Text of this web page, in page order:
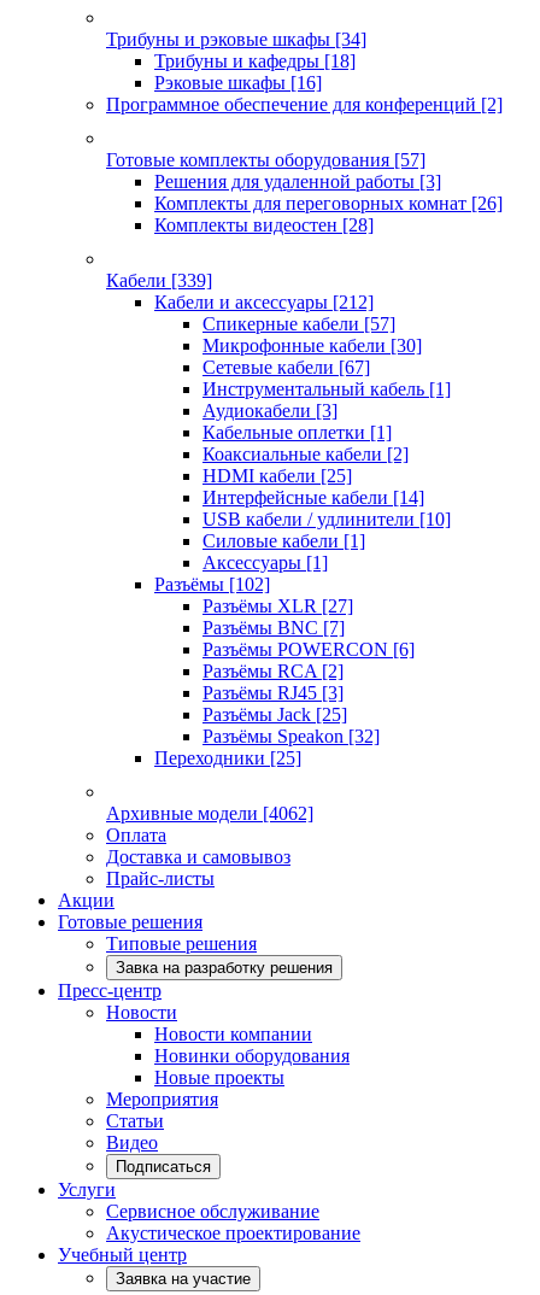
Трибуны и рэковые шкафы [34]
Трибуны и кафедры [18]
Рэковые шкафы [16]
Программное обеспечение для конференций [2]
Готовые комплекты оборудования [57]
Решения для удаленной работы [3]
Комплекты для переговорных комнат [26]
Комплекты видеостен [28]
Кабели [339]
Кабели и аксессуары [212]
Спикерные кабели [57]
Микрофонные кабели [30]
Сетевые кабели [67]
Инструментальный кабель [1]
Аудиокабели [3]
Кабельные оплетки [1]
Коаксиальные кабели [2]
HDMI кабели [25]
Интерфейсные кабели [14]
USB кабели / удлинители [10]
Силовые кабели [1]
Аксессуары [1]
Разъёмы [102]
Разъёмы XLR [27]
Разъёмы BNC [7]
Разъёмы POWERCON [6]
Разъёмы RCA [2]
Разъёмы RJ45 [3]
Разъёмы Jack [25]
Разъёмы Speakon [32]
Переходники [25]
Архивные модели [4062]
Оплата
Доставка и самовывоз
Прайс-листы
Акции
Готовые решения
Типовые решения
Завка на разработку решения
Пресс-центр
Новости
Новости компании
Новинки оборудования
Новые проекты
Мероприятия
Статьи
Видео
Подписаться
Услуги
Сервисное обслуживание
Акустическое проектирование
Учебный центр
Заявка на участие